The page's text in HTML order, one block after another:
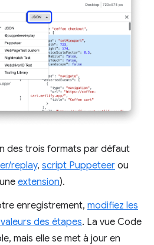
des trois formats par défaut
replay, script Puppeteer ou
extension).
enregistrement, modifiez les
des étapes. La vue Code
mais elle se met à jour en